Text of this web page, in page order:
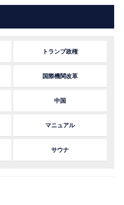
トランプ政権
国際機関改革
中国
マニュアル
サウナ